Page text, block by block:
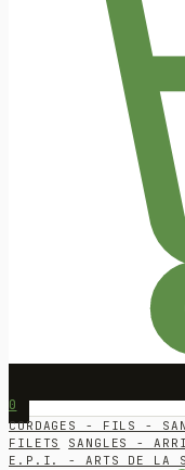
0
CORDAGES - FILS -
FILETS
SANGLES -
E.P.I. - ARTS DE LA